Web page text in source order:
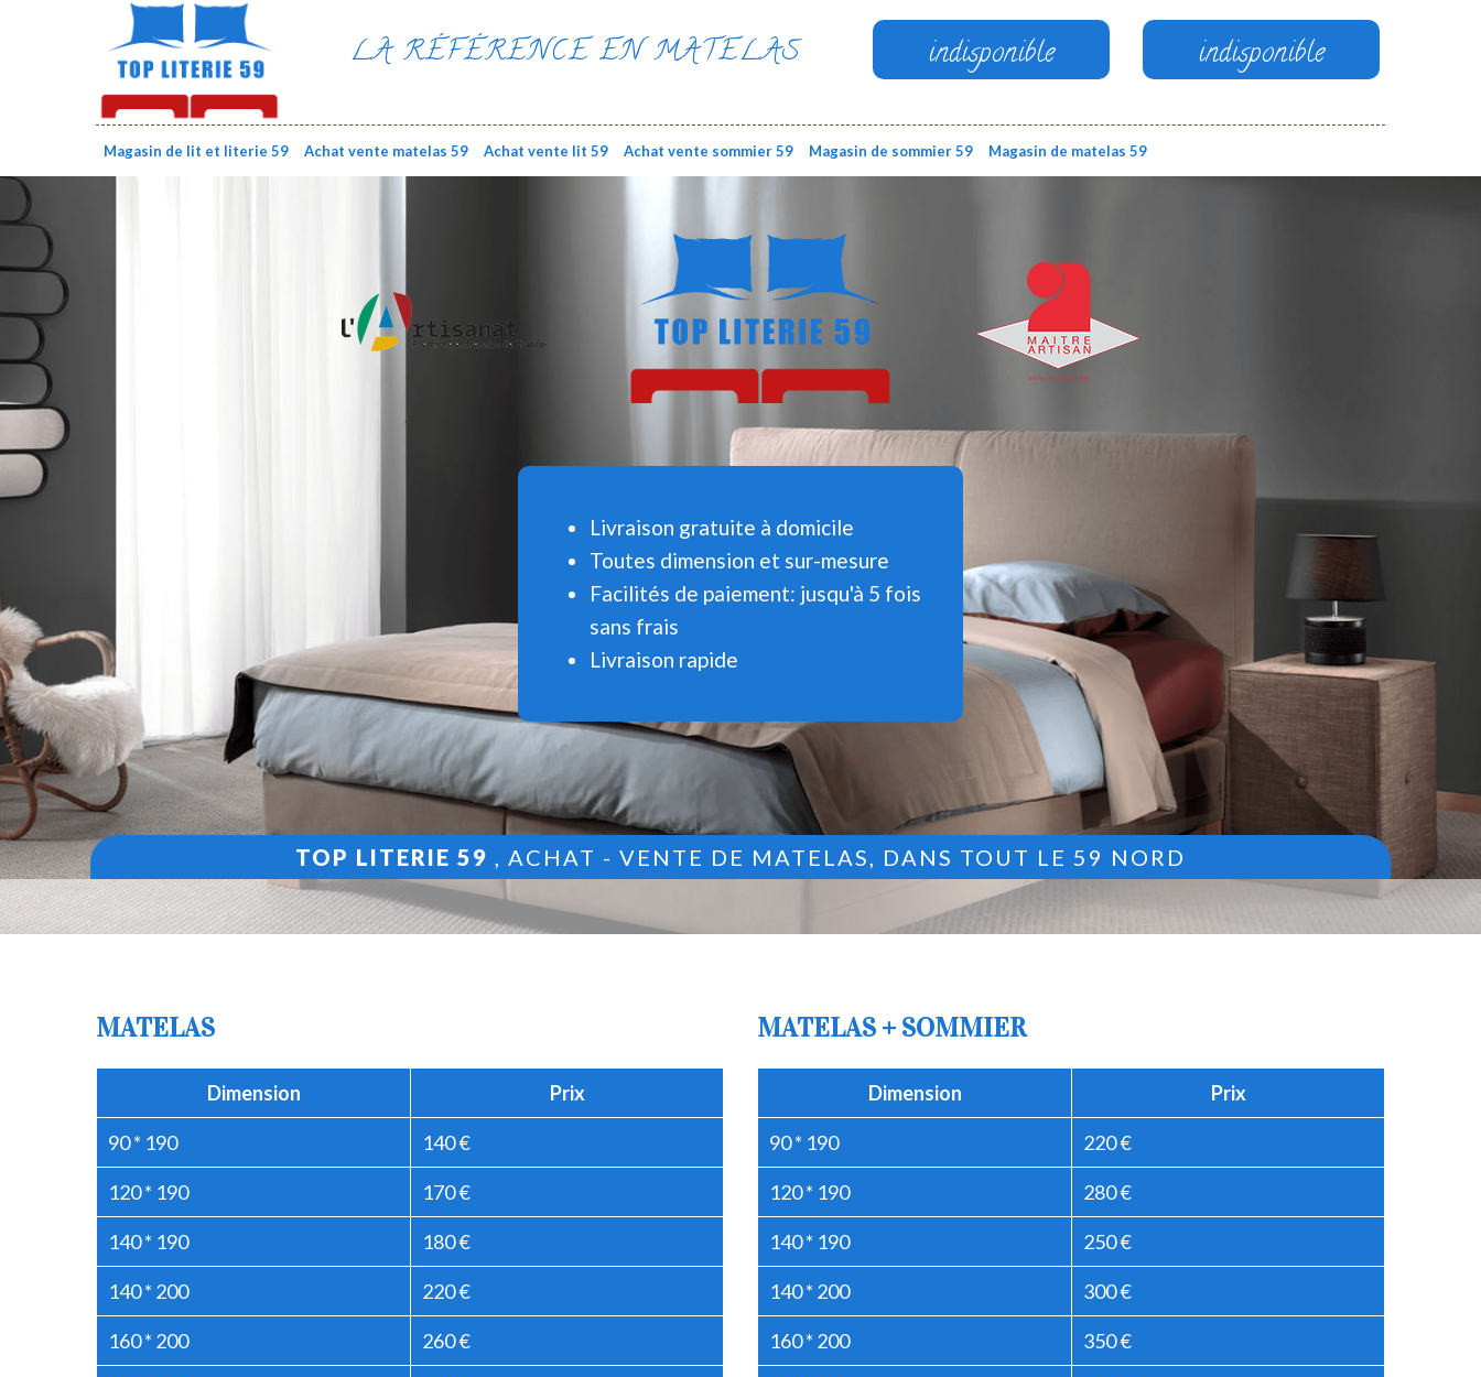
LA RÉFÉRENCE EN MATELAS indisponible indisponible
Magasin de lit et literie 59 Achat vente matelas 59 Achat vente lit 59 Achat vente sommier 59 Magasin de sommier 59 Magasin de matelas 59
Livraison gratuite à domicile
Toutes dimension et sur-mesure
Facilités de paiement: jusqu'à 5 fois
sans frais
Livraison rapide
TOP LITERIE 59 , ACHAT - VENTE DE MATELAS, DANS TOUT LE 59 NORD
MATELAS
Dimension Prix
90 * 190 140 €
120 * 190 170 €
140 * 190 180 €
140 * 200 220 €
160 * 200 260 €
MATELAS + SOMMIER
Dimension Prix
90 * 190 220 €
120 * 190 280 €
140 * 190 250 €
140 * 200 300 €
160 * 200 350 €